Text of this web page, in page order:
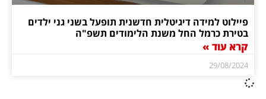
פיילוט למידה דיגיטלית חדשנית תופעל בשני גני ילדים
בטירת כרמל החל משנת הלימודים תשפ"ה
קרא עוד »
29/08/2024